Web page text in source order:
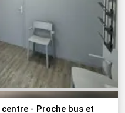
- Proche bus et